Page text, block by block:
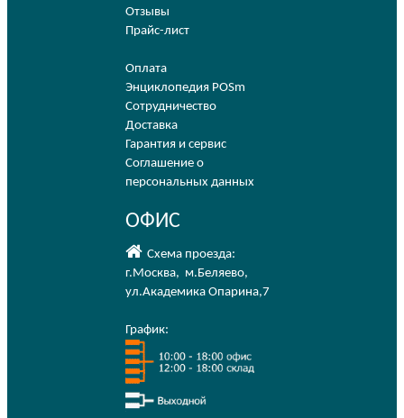
Отзывы
Прайс-лист
Оплата
Энциклопедия POSm
Сотрудничество
Доставка
Гарантия и сервис
Соглашение о
персональных данных
ОФИС
Схема проезда:
г.Москва, м.Беляево,
ул.Академика Опарина,7
График: